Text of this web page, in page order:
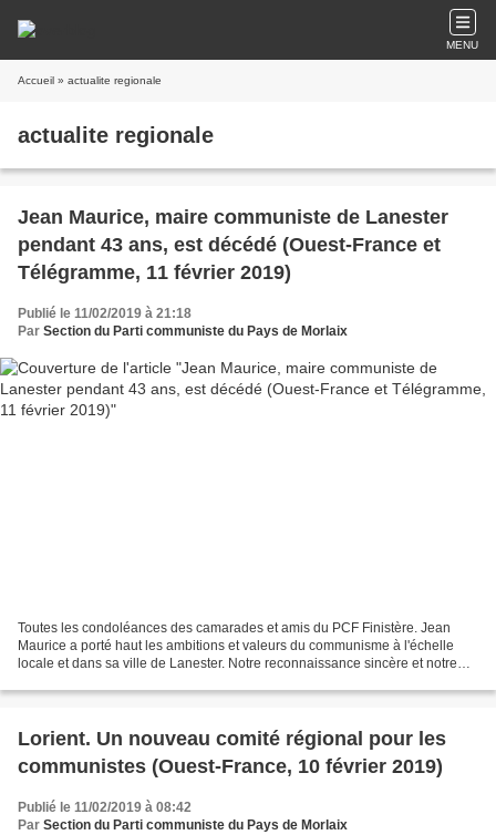
MENU
Accueil » actualite regionale
actualite regionale
Jean Maurice, maire communiste de Lanester
pendant 43 ans, est décédé (Ouest-France et
Télégramme, 11 février 2019)
Publié le 11/02/2019 à 21:18
Par Section du Parti communiste du Pays de Morlaix
Toutes les condoléances des camarades et amis du PCF Finistère. Jean
Maurice a porté haut les ambitions et valeurs du communisme à l'échelle
locale et dans sa ville de Lanester. Notre reconnaissance sincère et notre
Lorient. Un nouveau comité régional pour les
communistes (Ouest-France, 10 février 2019)
Publié le 11/02/2019 à 08:42
Par Section du Parti communiste du Pays de Morlaix